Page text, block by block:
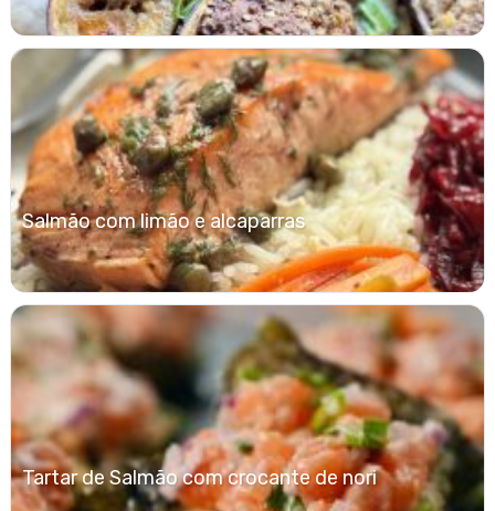
Salmão com limão e alcaparras
Tartar de Salmão com crocante de nori